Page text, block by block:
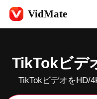
VidMate
TikTokビデ
TikTokビデオをHD/